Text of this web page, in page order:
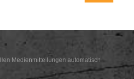
Medienmitteilungen automatisch